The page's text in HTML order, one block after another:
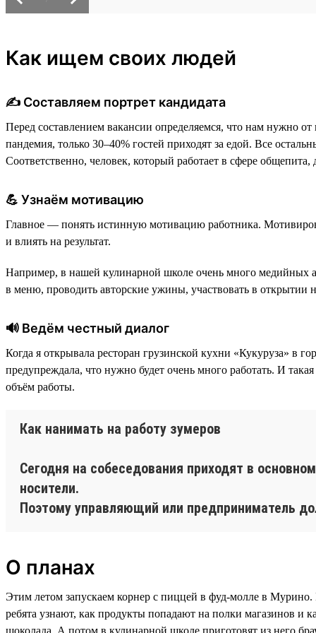
Как ищем своих людей
✍️ Составляем портрет кандидата
Перед составлением вакансии определяемся, что нам нужно
пандемия, только 30–40% гостей приходят за едой. Все
Соответственно, человек, который работает в сфере
💪 Узнаём мотивацию
Главное — понять истинную мотивацию работника.
и влиять на результат.
Например, в нашей кулинарной школе очень много медийных
в меню, проводить авторские ужины, участвовать в
🔊 Ведём честный диалог
Когда я открывала ресторан грузинской кухни «Кукуруза» в
предупреждала, что нужно будет очень много работать. И
объём работы.
Как нанимать на работу зумеров
Сегодня на собеседования приходят в
носители.
Поэтому управляющий или предприниматель
О планах
Этим летом запускаем корнер с пиццей в фуд-молле в
ребята узнают, как продукты попадают на полки магазинов и
шоколада. А потом в кулинарной школе приготовят из него